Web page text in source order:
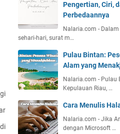
Pengertian, Ciri,
Perbedaannya
Nalaria.com -
sehari-hari, surat m…
Pulau Bintan:
Alam yang
Nalaria.com - Pulau
Kepulauan Riau, …
Cara Menulis
Nalaria.com - Jika
dengan Microsoft …